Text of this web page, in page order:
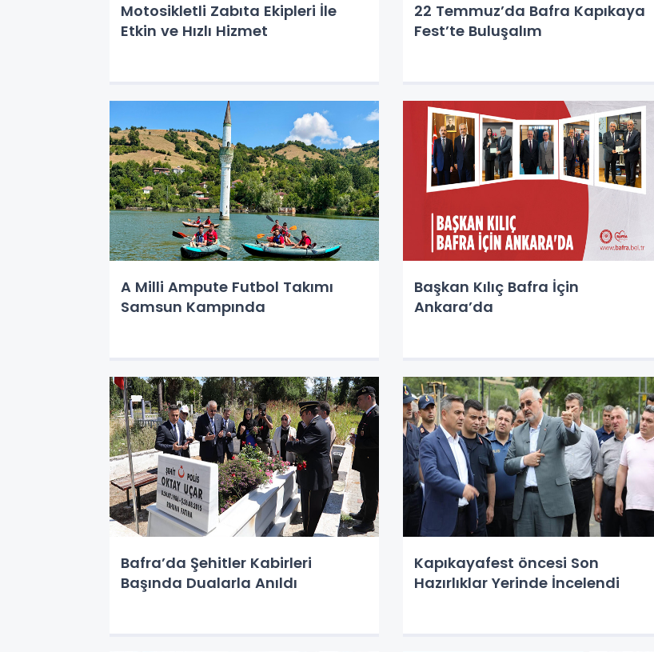
Motosikletli Zabıta Ekipleri İle
Etkin ve Hızlı Hizmet
22 Temmuz’da Bafra Kapıkaya
Fest’te Buluşalım
A Milli Ampute Futbol Takımı
Samsun Kampında
Başkan Kılıç Bafra İçin
Ankara’da
Bafra’da Şehitler Kabirleri
Başında Dualarla Anıldı
Kapıkayafest öncesi Son
Hazırlıklar Yerinde İncelendi